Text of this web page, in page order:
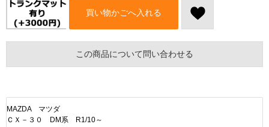
買い物かごへ入れる
この商品について問い合わせる
MAZDA マツダ
ＣＸ－３０ DM系 R1/10～